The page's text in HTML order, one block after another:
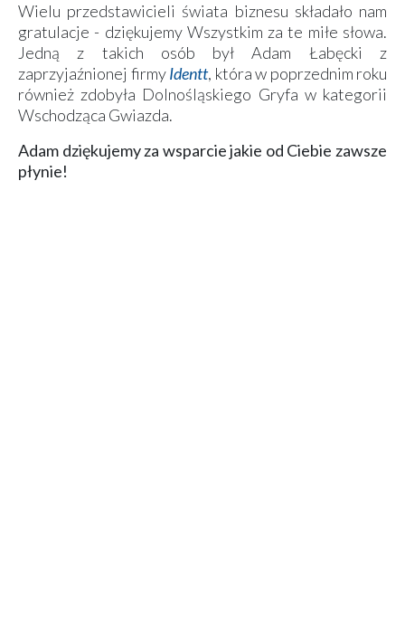
Wielu przedstawicieli świata biznesu składało nam
gratulacje - dziękujemy Wszystkim za te miłe słowa.
Jedną z takich osób był Adam Łabęcki z
zaprzyjaźnionej firmyIdentt, która w poprzednim roku
również zdobyła Dolnośląskiego Gryfa w kategorii
Wschodząca Gwiazda.
Adam dziękujemy za wsparcie jakie od Ciebie zawsze
płynie!